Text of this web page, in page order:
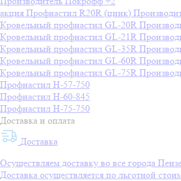
акция Профнастил R20R (цинк)
Кровельный профнастил GL-20R
Кровельный профнастил GL-21R
Кровельный профнастил GL-35R
Кровельный профнастил GL-60R
Кровельный профнастил GL-75R
Профнастил H-57-750
Профнастил H-60-845
Профнастил H-75-750
Доставка и оплата
Доставка
Осуществляем доставку во все города
Доставка осуществляется по льготной